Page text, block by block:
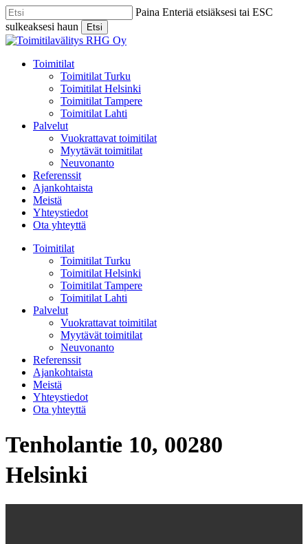
Skip
to
main
content
Paina Enteriä etsiäksesi tai ESC
sulkeaksesi haun
Etsi
Close
Menu
Toimitilat
Toimitilat Turku
Toimitilat Helsinki
Toimitilat Tampere
Toimitilat Lahti
Palvelut
Vuokrattavat toimitilat
Myytävät toimitilat
Neuvonanto
Referenssit
Ajankohtaista
Meistä
Yhteystiedot
Ota yhteyttä
Toimitilat
Toimitilat Turku
Toimitilat Helsinki
Toimitilat Tampere
Toimitilat Lahti
Palvelut
Vuokrattavat toimitilat
Myytävät toimitilat
Neuvonanto
Referenssit
Ajankohtaista
Meistä
Yhteystiedot
Ota yhteyttä
Tenholantie 10, 00280
Helsinki